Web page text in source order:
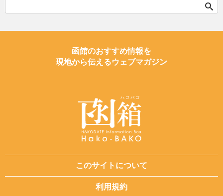
索:
函館のおすすめ情報を
現地から伝えるウェブマガジン
このサイトについて
利用規約